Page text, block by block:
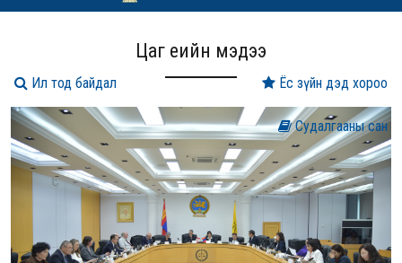
Цаг үеийн мэдээ
Судалгааны сан
Ёс зүйн дэд хороо
Ил тод байдал